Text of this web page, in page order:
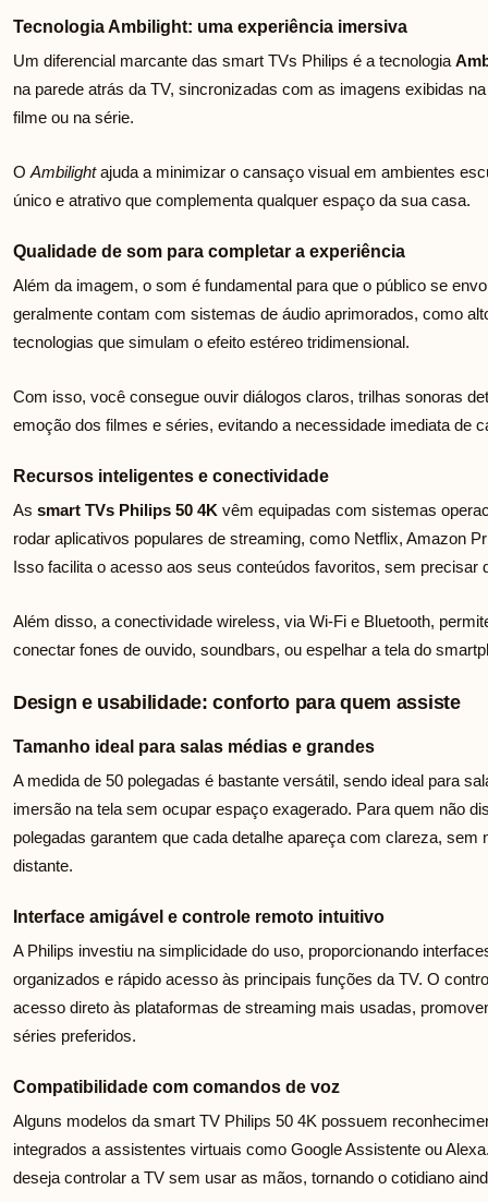
Tecnologia Ambilight: uma experiência imersiva
Um diferencial marcante das smart TVs Philips é a tecnologia
na parede atrás da TV, sincronizadas com as imagens exibidas
filme ou na série.
O Ambilightajuda a minimizar o cansaço visual em ambientes
único e atrativo que complementa qualquer espaço da sua casa.
Qualidade de som para completar a experiência
Além da imagem, o som é fundamental para que o público se
geralmente contam com sistemas de áudio aprimorados, como
tecnologias que simulam o efeito estéreo tridimensional.
Com isso, você consegue ouvir diálogos claros, trilhas sonoras
emoção dos filmes e séries, evitando a necessidade imediata de
Recursos inteligentes e conectividade
As smart TVs Philips 50 4K vêm equipadas com sistemas
rodar aplicativos populares de streaming, como Netflix, Amazon
Isso facilita o acesso aos seus conteúdos favoritos, sem precisar
Além disso, a conectividade wireless, via Wi-Fi e Bluetooth,
conectar fones de ouvido, soundbars, ou espelhar a tela do
Design e usabilidade: conforto para quem assiste
Tamanho ideal para salas médias e grandes
A medida de 50 polegadas é bastante versátil, sendo ideal para
imersão na tela sem ocupar espaço exagerado. Para quem não
polegadas garantem que cada detalhe apareça com clareza,
distante.
Interface amigável e controle remoto intuitivo
A Philips investiu na simplicidade do uso, proporcionando
organizados e rápido acesso às principais funções da TV. O
acesso direto às plataformas de streaming mais usadas,
séries preferidos.
Compatibilidade com comandos de voz
Alguns modelos da smart TV Philips 50 4K possuem
integrados a assistentes virtuais como Google Assistente ou
deseja controlar a TV sem usar as mãos, tornando o cotidiano